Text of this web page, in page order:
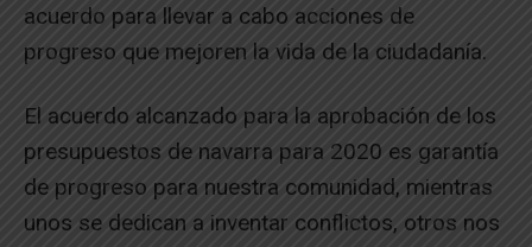
acuerdo para llevar a cabo acciones de
progreso que mejoren la vida de la ciudadanía.
El acuerdo alcanzado para la aprobación de los
presupuestos de navarra para 2020 es garantía
de progreso para nuestra comunidad, mientras
unos se dedican a inventar conflictos, otros nos